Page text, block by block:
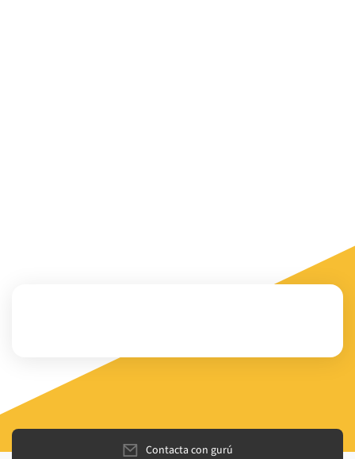
Contacta con gurú